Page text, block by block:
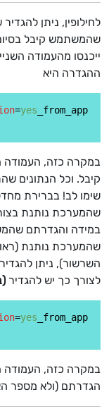
לחילופין, ניתן
שהמשתמש קיבל
ייכנסו מהעמודה
ההגדרה היא
=yes _from_app
במקרה כזה,
קיבל. וכל הנתונים
שימו לב! בברירת
שהמערכת נותנת
במידה והגדרתם
שהמערכת נותנת
השרשור), ניתן
לצורך כך יש להגדיר
=yes _from_app
במקרה כזה, העמודה
הגדרתם (ולא מספר